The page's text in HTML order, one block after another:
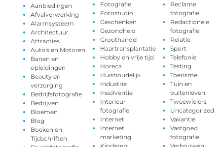
Aanbiedingen
Afvalverwerking
Alarmsysteem
Architectuur
Attracties
Auto's en Motoren
Banen en
opleidingen
Beauty en
verzorging
Bedrijfsfotografie
Bedrijven
Bloemen
Blog
Boeken en
Tijdschriften
Fotografie
Fotostudio
Geschenken
Gezondheid
Groothandel
Haartransplantatie
Hobby en vrije tijd
Horeca
Huishoudelijk
Industrie
Insolventie
Interieur
fotografie
Internet
Internet
marketing
Reclame
fotografie
Redactionele
fotografie
Relatie
Sport
Telefonie
Testing
Toerisme
Tuin en
buitenleven
Tweewielers
Uncategorized
Vakantie
Vastgoed
fotografie